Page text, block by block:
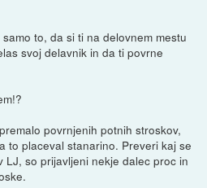
to, da si ti na delovnem mestu
svoj delavnik in da ti povrne
povrnjenih potnih stroskov,
to placeval stanarino. Preveri kaj se
LJ, so prijavljeni nekje dalec proc in